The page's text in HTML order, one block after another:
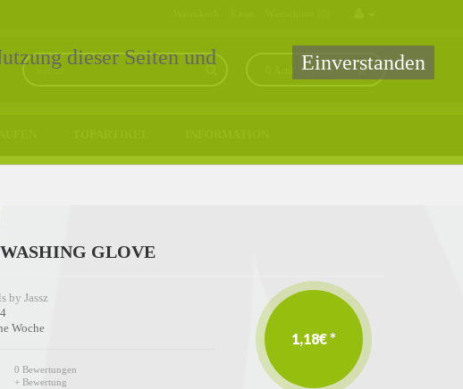
0 Artikel - 0,00€ *
GLOVE
by Jassz
Woche
0 Bewertungen
+ Bewertung
1,18€ *
Einverstanden
dieser Seiten und